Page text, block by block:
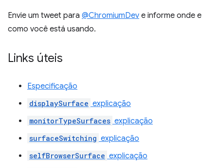
Envie um tweet para @ChromiumDev e informe onde e
como você está usando.
Links úteis
Especificação
displaySurface explicação
monitorTypeSurfaces explicação
surfaceSwitching explicação
selfBrowserSurface explicação